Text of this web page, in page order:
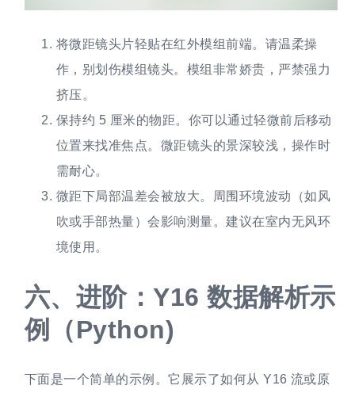
将微距镜头片轻贴在红外模组前端。请温柔操
作，别划伤模组镜头。模组非常娇贵，严禁强力
挤压。
保持约 5 厘米的物距。你可以通过轻微前后移动
位置来找准焦点。微距镜头的景深较浅，操作时
需耐心。
微距下局部温差会被放大。周围环境波动（如风
吹或手部热量）会影响测量。建议在室内无风环
境使用。
六、 进阶：Y16 数据解析示
例（Python)
下面是一个简单的示例。它展示了如何从 Y16 流或原